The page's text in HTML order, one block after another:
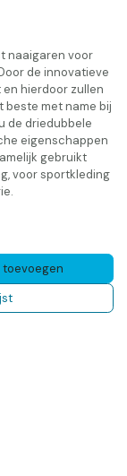
naaigaren voor
de innovatieve
hierdoor zullen
beste met name bij
de driedubbele
eigenschappen
gebruikt
voor sportkleding
toevoegen